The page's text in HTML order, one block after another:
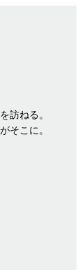
訪ねる。
そこに。